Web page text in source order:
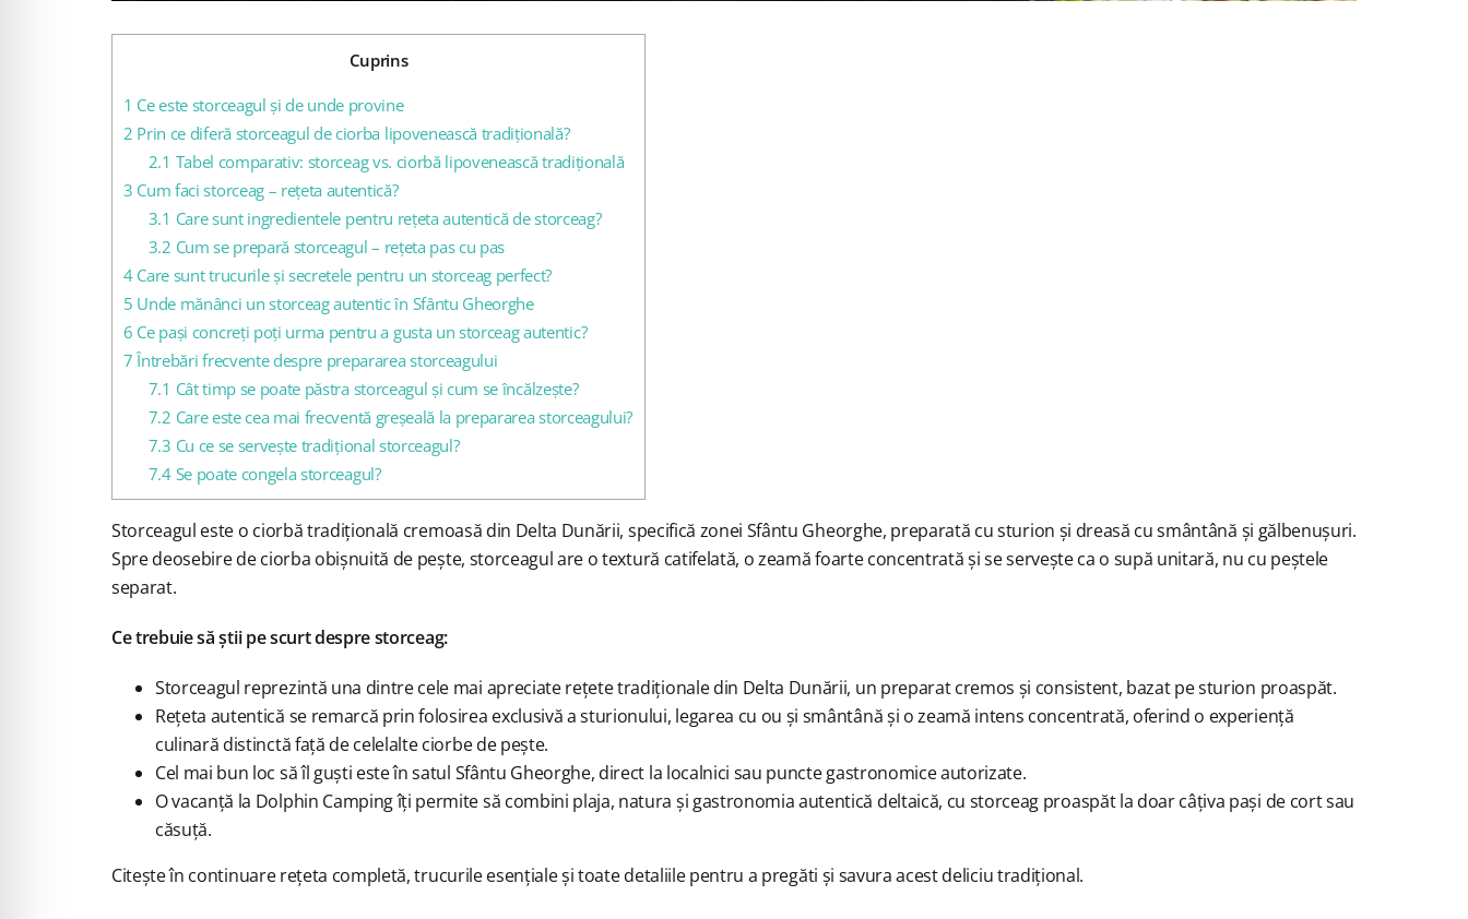
Cuprins
1 Ce este storceagul și de unde provine
2 Prin ce diferă storceagul de ciorba lipovenească tradițională?
2.1 Tabel comparativ: storceag vs. ciorbă lipovenească tradițională
3 Cum faci storceag – rețeta autentică?
3.1 Care sunt ingredientele pentru rețeta autentică de storceag?
3.2 Cum se prepară storceagul – rețeta pas cu pas
4Care sunt trucurile și secretele pentru un storceag perfect?
5 Unde mănânci un storceag autentic în Sfântu Gheorghe
6 Ce pași concreți poți urma pentru a gusta un storceag autentic?
7 Întrebări frecvente despre prepararea storceagului
7.1 Cât timp se poate păstra storceagul și cum se încălzește?
7.2 Care este cea mai frecventă greșeală la prepararea storceagului?
7.3 Cu ce se servește tradițional storceagul?
7.4Se poate congela storceagul?
Storceagul este o ciorbă tradițională cremoasă din Delta Dunării, specifică zonei Sfântu Gheorghe, preparată cu sturion și dreasă cu smântână și gălbenușuri.
Spre deosebire de ciorba obișnuită de pește, storceagul are o textură catifelată, o zeamă foarte concentrată și se servește ca o supă unitară, nu cu peștele
separat.
Ce trebuie să știi pe scurt despre storceag:
Storceagul reprezintă una dintre cele mai apreciate rețete tradiționale din Delta Dunării, un preparat cremos și consistent, bazat pe sturion proaspăt.
Rețeta autentică se remarcă prin folosirea exclusivă a sturionului, legarea cu ou și smântână și o zeamă intens concentrată, oferind o experiență
culinară distinctă față de celelalte ciorbe de pește.
Cel mai bun loc să îl guști este în satul Sfântu Gheorghe, direct la localnici sau puncte gastronomice autorizate.
O vacanță la Dolphin Camping îți permite să combini plaja, natura și gastronomia autentică deltaică, cu storceag proaspăt la doar câțiva pași de cort sau
căsuță.
Citește în continuare rețeta completă, trucurile esențiale și toate detaliile pentru a pregăti și savura acest deliciu tradițional.